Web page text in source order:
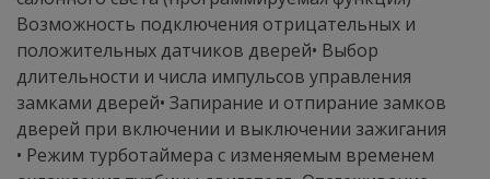
Возможность подключения отрицательных и
положительных датчиков дверей• Выбор
длительности и числа импульсов управления
замками дверей• Запирание и отпирание замков
дверей при включении и выключении зажигания
• Режим турботаймера с изменяемым временем